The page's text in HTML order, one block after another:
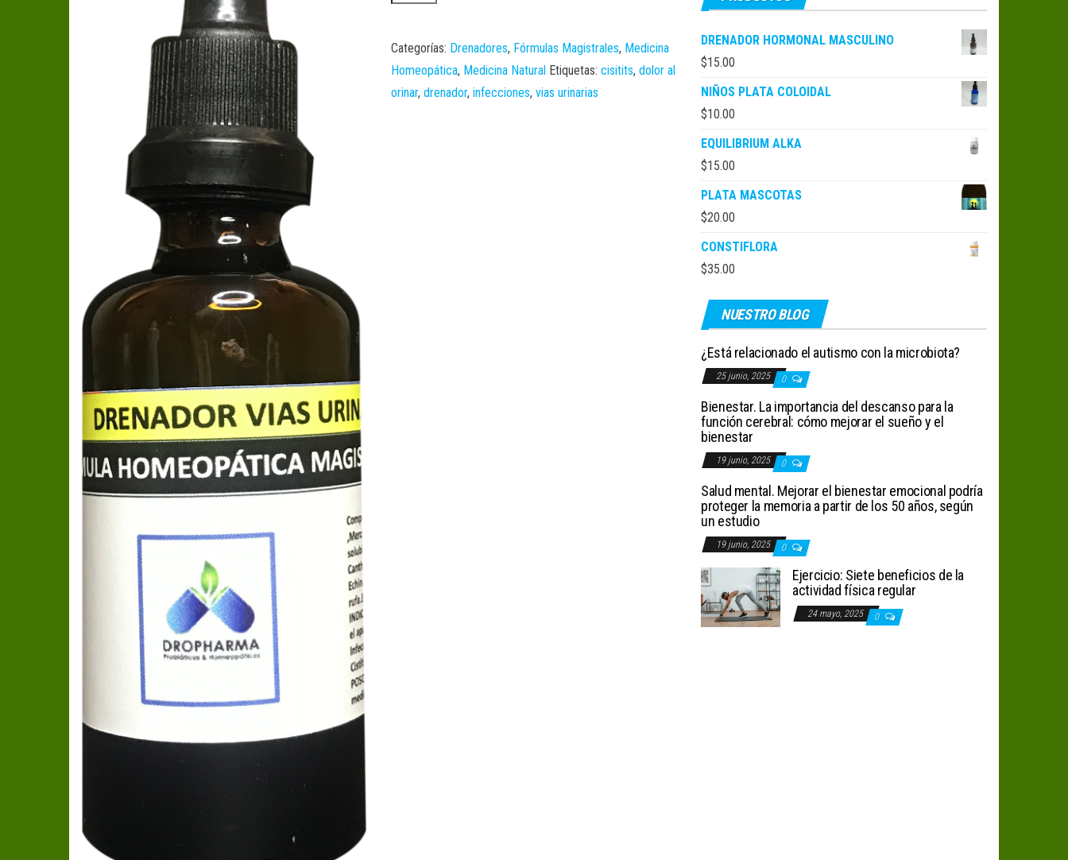
URINARIAS
cantidad
Categorías: Drenadores, Fórmulas Magistrales, Medicina
Homeopática, Medicina Natural Etiquetas: cisitits, dolor al
orinar, drenador, infecciones, vias urinarias
DRENADOR HORMONAL MASCULINO
$15.00
NIÑOS PLATA COLOIDAL
$10.00
EQUILIBRIUM ALKA
$15.00
PLATA MASCOTAS
$20.00
CONSTIFLORA
$35.00
NUESTRO BLOG
¿Está relacionado el autismo con la microbiota?
25 junio, 2025 0
Bienestar. La importancia del descanso para la
función cerebral: cómo mejorar el sueño y el
bienestar
19 junio, 2025 0
Salud mental. Mejorar el bienestar emocional podría
proteger la memoria a partir de los 50 años, según
un estudio
19 junio, 2025 0
Ejercicio: Siete beneficios de la
actividad física regular
24 mayo, 2025 0